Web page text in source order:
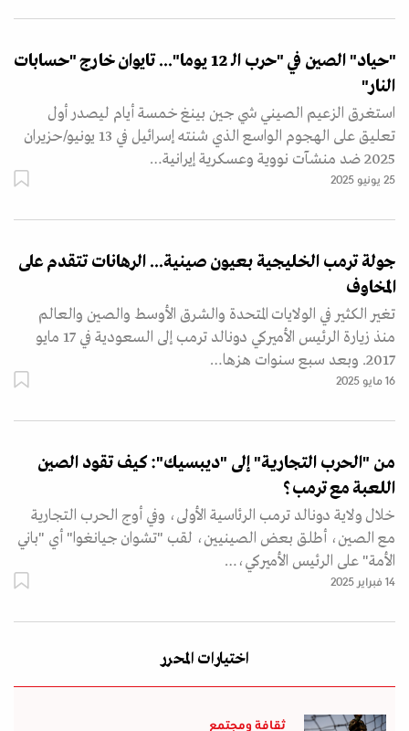
"حياد" الصين في "حرب الـ 12 يوما"... تايوان خارج "حسابات
النار"
استغرق الزعيم الصيني شي جين بينغ خمسة أيام ليصدر أول
تعليق على الهجوم الواسع الذي شنته إسرائيل في 13 يونيو/حزيران
2025 ضد منشآت نووية وعسكرية إيرانية…
25 يونيو 2025
جولة ترمب الخليجية بعيون صينية... الرهانات تتقدم على
المخاوف
تغير الكثير في الولايات المتحدة والشرق الأوسط والصين والعالم
منذ زيارة الرئيس الأميركي دونالد ترمب إلى السعودية في 17 مايو
2017. وبعد سبع سنوات هزها…
16 مايو 2025
من "الحرب التجارية" إلى "ديبسيك": كيف تقود الصين
اللعبة مع ترمب؟
خلال ولاية دونالد ترمب الرئاسية الأولى، وفي أوج الحرب التجارية
مع الصين، أطلق بعض الصينيين، لقب "تشوان جيانغوا" أي "باني
الأمة" على الرئيس الأميركي،…
14 فبراير 2025
اختيارات المحرر
ثقافة ومجتمع